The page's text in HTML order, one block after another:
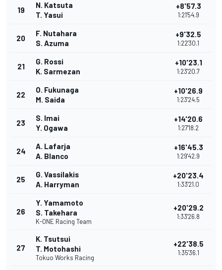
19
N. Katsuta
T. Yasui
+8'57.3
1:21'54.9
20
F. Nutahara
S. Azuma
+9'32.5
1:22'30.1
21
G. Rossi
K. Sarmezan
+10'23.1
1:23'20.7
22
O. Fukunaga
M. Saida
+10'26.9
1:23'24.5
23
S. Imai
Y. Ogawa
+14'20.6
1:27'18.2
24
A. Lafarja
A. Blanco
+16'45.3
1:29'42.9
25
G. Vassilakis
A. Harryman
+20'23.4
1:33'21.0
26
Y. Yamamoto
S. Takehara
K-ONE Racing Team
+20'29.2
1:33'26.8
27
K. Tsutsui
T. Motohashi
Tokuo Works Racing
+22'38.5
1:35'36.1